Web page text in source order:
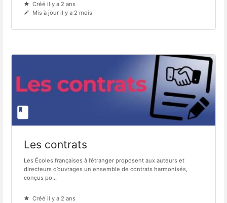
Créé il y a 2 ans
Mis à jour il y a 2 mois
Les contrats
Les Écoles françaises à l’étranger proposent aux auteurs et
directeurs d’ouvrages un ensemble de contrats harmonisés,
conçus po...
Créé il y a 2 ans